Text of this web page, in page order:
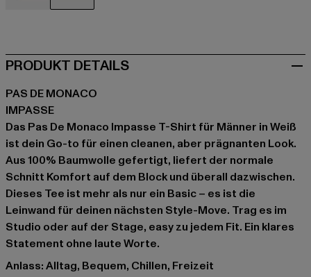
PRODUKT DETAILS
PAS DE MONACO
IMPASSE
Das Pas De Monaco Impasse T-Shirt für Männer in Weiß
ist dein Go-to für einen cleanen, aber prägnanten Look.
Aus 100% Baumwolle gefertigt, liefert der normale
Schnitt Komfort auf dem Block und überall dazwischen.
Dieses Tee ist mehr als nur ein Basic – es ist die
Leinwand für deinen nächsten Style-Move. Trag es im
Studio oder auf der Stage, easy zu jedem Fit. Ein klares
Statement ohne laute Worte.
Anlass: Alltag, Bequem, Chillen, Freizeit